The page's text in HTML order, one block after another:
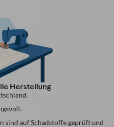
Herstellung
sind auf Schadstoffe geprüft und